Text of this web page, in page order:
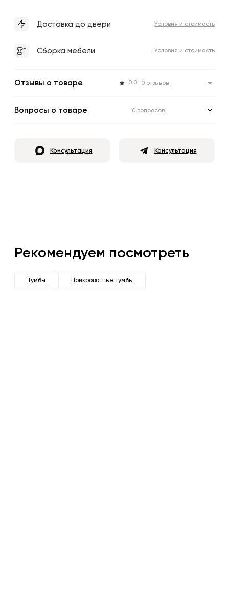
Доставка до двери Условия и стоимость
Сборка мебели Условия и стоимость
Отзывы о товаре 0.0 0 отзывов
Вопросы о товаре 0 вопросов
Консультация Консультация
Рекомендуем посмотреть
Тумбы Прикроватные тумбы